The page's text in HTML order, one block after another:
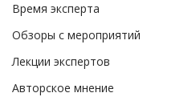
Время эксперта
Обзоры с мероприятий
Лекции экспертов
Авторское мнение